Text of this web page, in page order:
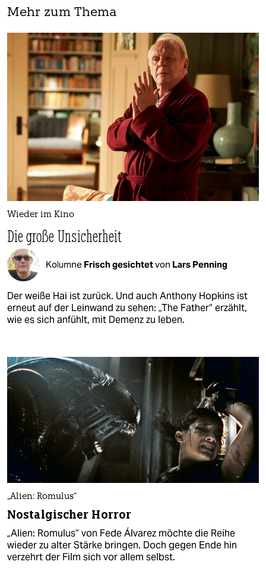
Mehr zum Thema
Wieder im Kino
Die große Unsicherheit
Kolumne Frisch gesichtetvon Lars Penning
Der weiße Hai ist zurück. Und auch Anthony Hopkins ist
erneut auf der Leinwand zu sehen: „The Father“ erzählt,
wie es sich anfühlt, mit Demenz zu leben.
„Alien: Romulus“
Nostalgischer Horror
„Alien: Romulus“ von Fede Álvarez möchte die Reihe
wieder zu alter Stärke bringen. Doch gegen Ende hin
verzehrt der Film sich vor allem selbst.